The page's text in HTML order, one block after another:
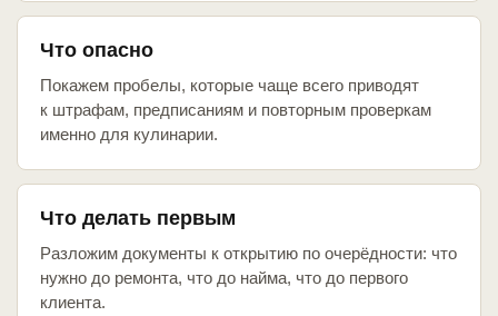
Что опасно
Покажем пробелы, которые чаще всего приводят
к штрафам, предписаниям и повторным проверкам
именно для кулинарии.
Что делать первым
Разложим документы к открытию по очерёдности: что
нужно до ремонта, что до найма, что до первого
клиента.